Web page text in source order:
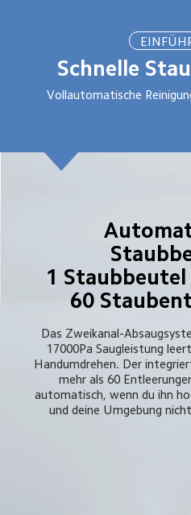
Schnelle
Vollautomatische
1
60
Das Zweikanal-
17000Pa Saugleistung
Handumdrehen. Der
mehr als 60
automatisch, wenn du ihn
und deine Umgebung